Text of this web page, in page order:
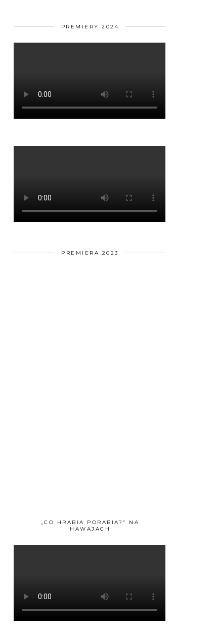
PREMIERY 2024
PREMIERA 2023
„CO HRABIA PORABIA?” NA
HAWAJACH